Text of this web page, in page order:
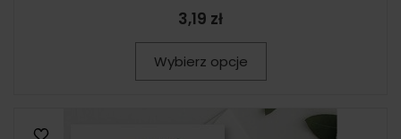
3,19 zł
Wybierz opcje